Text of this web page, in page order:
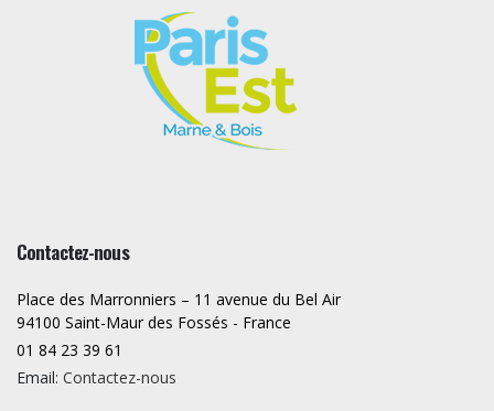
Contactez-nous
Place des Marronniers – 11 avenue du Bel Air
94100 Saint-Maur des Fossés - France
01 84 23 39 61
Email: Contactez-nous